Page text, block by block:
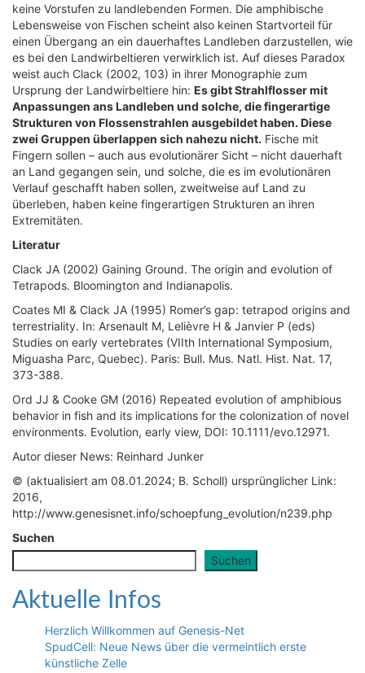
keine Vorstufen zu landlebenden Formen. Die amphibische
Lebensweise von Fischen scheint also keinen Startvorteil für
einen Übergang an ein dauerhaftes Landleben darzustellen, wie
es bei den Landwirbeltieren verwirklich ist. Auf dieses Paradox
weist auch Clack (2002, 103) in ihrer Monographie zum
Ursprung der Landwirbeltiere hin: Es gibt Strahlflosser mit
Anpassungen ans Landleben und solche, die fingerartige
Strukturen von Flossenstrahlen ausgebildet haben. Diese
zwei Gruppen überlappen sich nahezu nicht. Fische mit
Fingern sollen – auch aus evolutionärer Sicht – nicht dauerhaft
an Land gegangen sein, und solche, die es im evolutionären
Verlauf geschafft haben sollen, zweitweise auf Land zu
überleben, haben keine fingerartigen Strukturen an ihren
Extremitäten.
Literatur
Clack JA (2002) Gaining Ground. The origin and evolution of
Tetrapods. Bloomington and Indianapolis.
Coates MI & Clack JA (1995) Romer’s gap: tetrapod origins and
terrestriality. In: Arsenault M, Lelièvre H & Janvier P (eds)
Studies on early vertebrates (VIIth International Symposium,
Miguasha Parc, Quebec). Paris: Bull. Mus. Natl. Hist. Nat. 17,
373-388.
Ord JJ & Cooke GM (2016) Repeated evolution of amphibious
behavior in fish and its implications for the colonization of novel
environments. Evolution, early view, DOI: 10.1111/evo.12971.
Autor dieser News: Reinhard Junker
© (aktualisiert am 08.01.2024; B. Scholl) ursprünglicher Link:
2016,
http://www.genesisnet.info/schoepfung_evolution/n239.php
Suchen
Suchen
Aktuelle Infos
Herzlich Willkommen auf Genesis-Net
SpudCell: Neue News über die vermeintlich erste
künstliche Zelle